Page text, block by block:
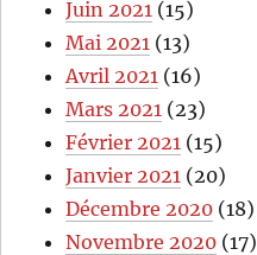
Juin 2021 (15)
Mai 2021 (13)
Avril 2021 (16)
Mars 2021 (23)
Février 2021 (15)
Janvier 2021 (20)
Décembre 2020 (18)
Novembre 2020 (17)